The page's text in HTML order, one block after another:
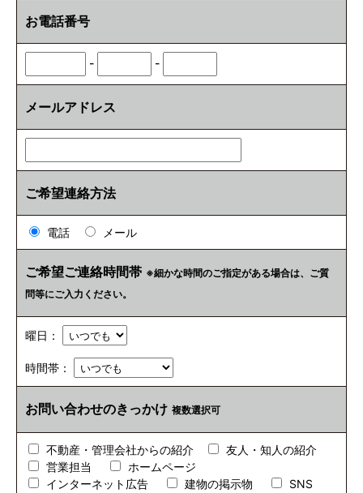
お電話番号
- -
メールアドレス
ご希望連絡方法
電話 メール
ご希望ご連絡時間帯 ※細かな時間のご指定がある場合は、ご質
問等にご入力ください。
曜日：
時間帯：
お問い合わせのきっかけ 複数選択可
不動産・管理会社からの紹介
友人・知人の紹介
営業担当
ホームページ
インターネット広告
建物の掲示物
SNS